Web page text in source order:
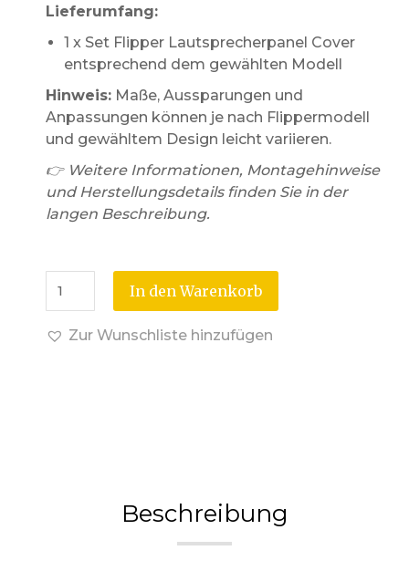
Lieferumfang:
1 x Set Flipper Lautsprecherpanel Cover
entsprechend dem gewählten Modell
Hinweis: Maße, Aussparungen und
Anpassungen können je nach Flippermodell
und gewähltem Design leicht variieren.
👉 Weitere Informationen, Montagehinweise
und Herstellungsdetails finden Sie in der
langen Beschreibung.
In den Warenkorb
Zur Wunschliste hinzufügen
Beschreibung